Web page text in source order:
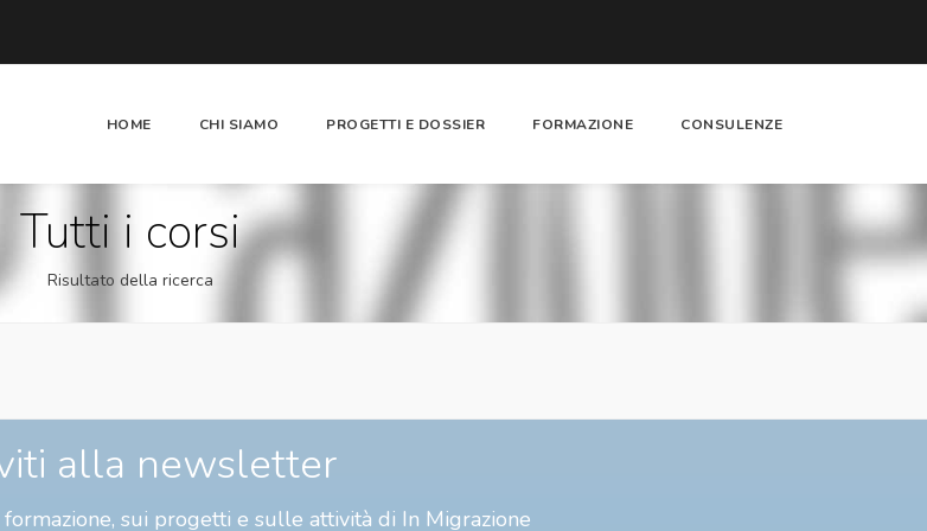
HOME CHI SIAMO PROGETTI E DOSSIER FORMAZIONE CONSULENZE
Tutti i corsi
Risultato della ricerca
alla newsletter
sui progetti e sulle attività di In Migrazione